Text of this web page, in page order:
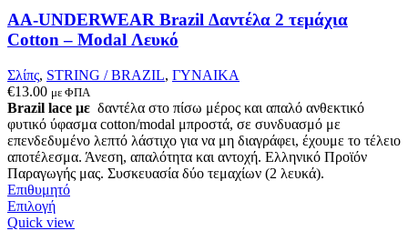
σελίδα
του
προϊόντος
AA-UNDERWEAR Brazil Δαντέλα 2 τεμάχια
Cotton – Modal Λευκό
Σλίπς, STRING / BRAZIL, ΓΥΝΑΙΚΑ
€13.00 με ΦΠΑ
Brazil lace με δαντέλα στο πίσω μέρος και απαλό ανθεκτικό
φυτικό ύφασμα cotton/modal μπροστά, σε συνδυασμό με
επενδεδυμένο λεπτό λάστιχο για να μη διαγράφει, έχουμε το τέλειο
αποτέλεσμα. Άνεση, απαλότητα και αντοχή. Ελληνικό Προϊόν
Παραγωγής μας. Συσκευασία δύο τεμαχίων (2 λευκά).
Επιθυμητό
ΕπιλογήΑυτό
το
Quick view